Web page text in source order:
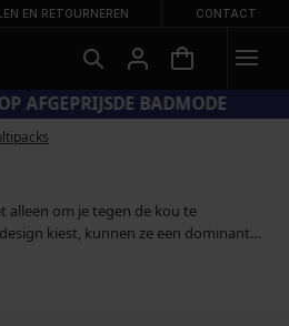
EN RETOURNEREN CONTACT
OP AFGEPRIJSDE BADMODE
alleen om je tegen de kou te
kiest, kunnen ze een dominant
polkadotpatroon. Kies